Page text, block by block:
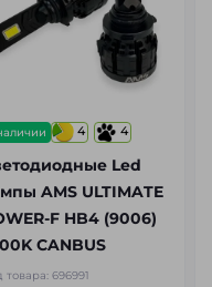
4 4
Led
AMS ULTIMATE
F HB4 (9006)
CANBUS
товара: 696991